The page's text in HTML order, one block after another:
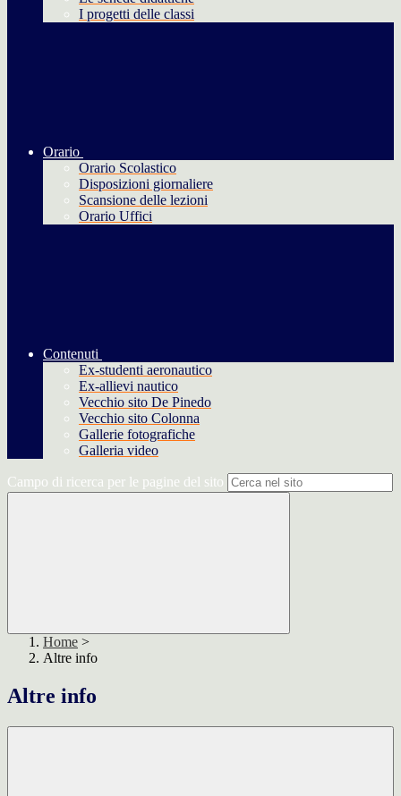
I progetti delle classi
Orario
Orario Scolastico
Disposizioni giornaliere
Scansione delle lezioni
Orario Uffici
Contenuti
Ex-studenti aeronautico
Ex-allievi nautico
Vecchio sito De Pinedo
Vecchio sito Colonna
Gallerie fotografiche
Galleria video
Campo di ricerca per le pagine del sito
Home >
Altre info
Altre info